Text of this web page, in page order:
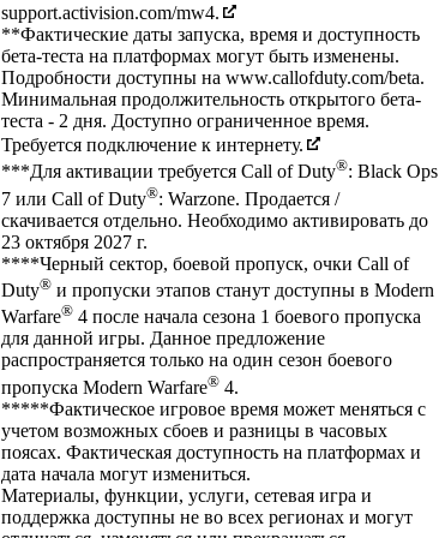
support.activision.com/mw4.
**Фактические даты запуска, время и доступность
бета-теста на платформах могут быть изменены.
Подробности доступны на www.callofduty.com/beta.
Минимальная продолжительность открытого бета-
теста - 2 дня. Доступно ограниченное время.
Требуется подключение к интернету.
***Для активации требуется Call of Duty®: Black Ops
7 или Call of Duty®: Warzone. Продается /
скачивается отдельно. Необходимо активировать до
23 октября 2027 г.
****Черный сектор, боевой пропуск, очки Call of
Duty® и пропуски этапов станут доступны в Modern
Warfare® 4 после начала сезона 1 боевого пропуска
для данной игры. Данное предложение
распространяется только на один сезон боевого
пропуска Modern Warfare® 4.
*****Фактическое игровое время может меняться с
учетом возможных сбоев и разницы в часовых
поясах. Фактическая доступность на платформах и
дата начала могут измениться.
Материалы, функции, услуги, сетевая игра и
поддержка доступны не во всех регионах и могут